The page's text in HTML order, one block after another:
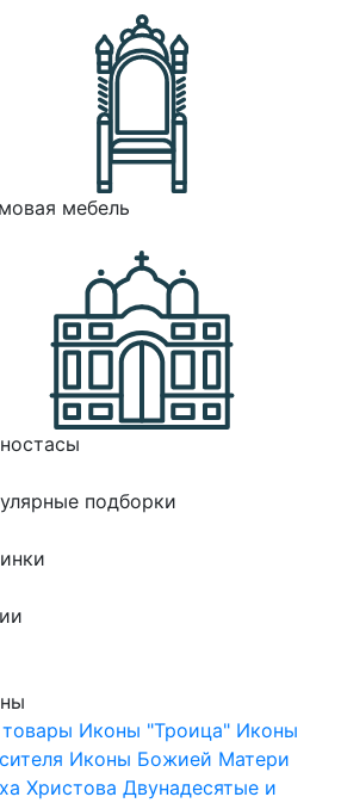
мебель
подборки
Иконы "Троица" Иконы
Иконы Божией Матери
Христова Двунадесятые и